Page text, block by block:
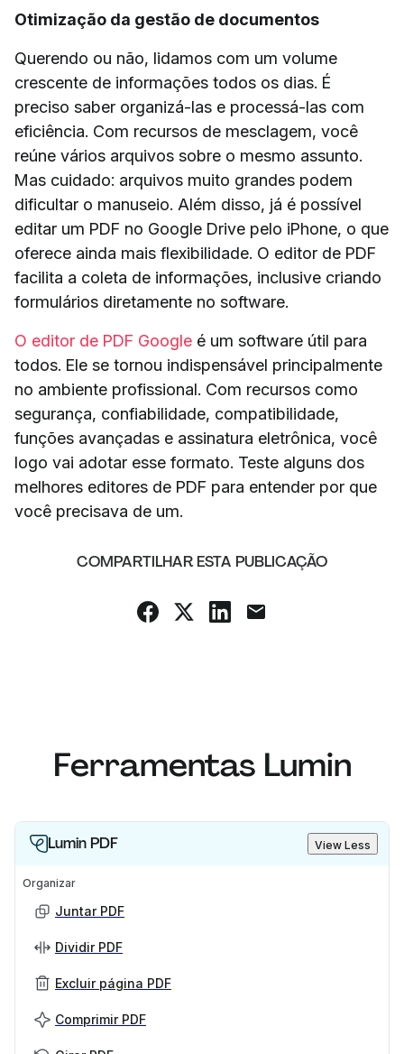
Otimização da gestão de documentos
Querendo ou não, lidamos com um volume
crescente de informações todos os dias. É
preciso saber organizá-las e processá-las com
eficiência. Com recursos de mesclagem, você
reúne vários arquivos sobre o mesmo assunto.
Mas cuidado: arquivos muito grandes podem
dificultar o manuseio. Além disso, já é possível
editar um PDF no Google Drive pelo iPhone, o que
oferece ainda mais flexibilidade. O editor de PDF
facilita a coleta de informações, inclusive criando
formulários diretamente no software.
O editor de PDF Google é um software útil para
todos. Ele se tornou indispensável principalmente
no ambiente profissional. Com recursos como
segurança, confiabilidade, compatibilidade,
funções avançadas e assinatura eletrônica, você
logo vai adotar esse formato. Teste alguns dos
melhores editores de PDF para entender por que
você precisava de um.
COMPARTILHAR ESTA PUBLICAÇÃO
Ferramentas Lumin
Lumin PDF View Less
Organizar
Juntar PDF
Dividir PDF
Excluir página PDF
Comprimir PDF